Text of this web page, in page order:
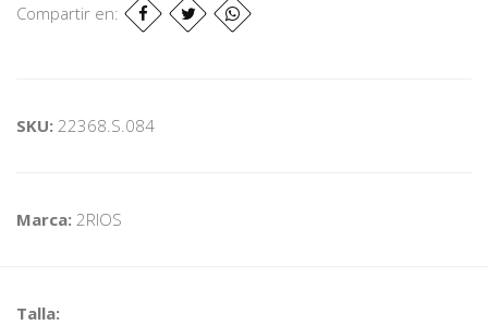
Compartir en:
SKU: 22368.S.084
Marca: 2RIOS
Talla: